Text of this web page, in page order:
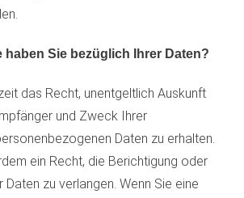
haben Sie bezüglich Ihrer Daten?
das Recht, unentgeltlich Auskunft
und Zweck Ihrer
Daten zu erhalten.
ein Recht, die Berichtigung oder
Daten zu verlangen. Wenn Sie eine